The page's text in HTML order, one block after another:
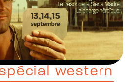
western